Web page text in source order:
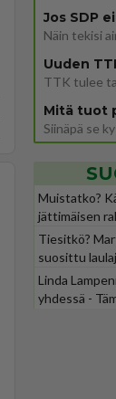
Muistatko?
jättimäisen
Tiesitkö?
suosittu
Linda
yhdessä -